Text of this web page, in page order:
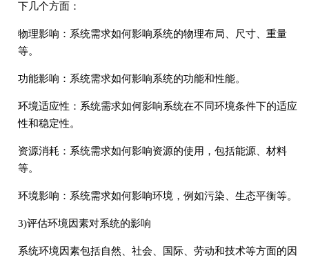
下几个方面：
物理影响：系统需求如何影响系统的物理布局、尺寸、重量
等。
功能影响：系统需求如何影响系统的功能和性能。
环境适应性：系统需求如何影响系统在不同环境条件下的适应
性和稳定性。
资源消耗：系统需求如何影响资源的使用，包括能源、材料
等。
环境影响：系统需求如何影响环境，例如污染、生态平衡等。
3)评估环境因素对系统的影响
系统环境因素包括自然、社会、国际、劳动和技术等方面的因